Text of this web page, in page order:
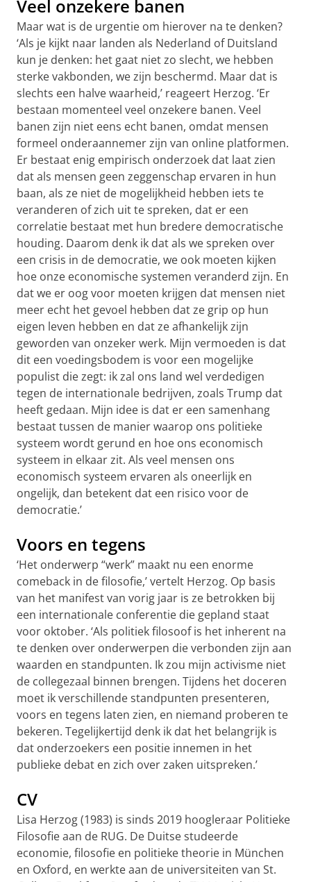
Veel onzekere banen
Maar wat is de urgentie om hierover na te denken?
‘Als je kijkt naar landen als Nederland of Duitsland
kun je denken: het gaat niet zo slecht, we hebben
sterke vakbonden, we zijn beschermd. Maar dat is
slechts een halve waarheid,’ reageert Herzog. ‘Er
bestaan momenteel veel onzekere banen. Veel
banen zijn niet eens echt banen, omdat mensen
formeel onderaannemer zijn van online platformen.
Er bestaat enig empirisch onderzoek dat laat zien
dat als mensen geen zeggenschap ervaren in hun
baan, als ze niet de mogelijkheid hebben iets te
veranderen of zich uit te spreken, dat er een
correlatie bestaat met hun bredere democratische
houding. Daarom denk ik dat als we spreken over
een crisis in de democratie, we ook moeten kijken
hoe onze economische systemen veranderd zijn. En
dat we er oog voor moeten krijgen dat mensen niet
meer echt het gevoel hebben dat ze grip op hun
eigen leven hebben en dat ze afhankelijk zijn
geworden van onzeker werk. Mijn vermoeden is dat
dit een voedingsbodem is voor een mogelijke
populist die zegt: ik zal ons land wel verdedigen
tegen de internationale bedrijven, zoals Trump dat
heeft gedaan. Mijn idee is dat er een samenhang
bestaat tussen de manier waarop ons politieke
systeem wordt gerund en hoe ons economisch
systeem in elkaar zit. Als veel mensen ons
economisch systeem ervaren als oneerlijk en
ongelijk, dan betekent dat een risico voor de
democratie.’
Voors en tegens
‘Het onderwerp “werk” maakt nu een enorme
comeback in de filosofie,’ vertelt Herzog. Op basis
van het manifest van vorig jaar is ze betrokken bij
een internationale conferentie die gepland staat
voor oktober. ‘Als politiek filosoof is het inherent na
te denken over onderwerpen die verbonden zijn aan
waarden en standpunten. Ik zou mijn activisme niet
de collegezaal binnen brengen. Tijdens het doceren
moet ik verschillende standpunten presenteren,
voors en tegens laten zien, en niemand proberen te
bekeren. Tegelijkertijd denk ik dat het belangrijk is
dat onderzoekers een positie innemen in het
publieke debat en zich over zaken uitspreken.’
CV
Lisa Herzog (1983) is sinds 2019 hoogleraar Politieke
Filosoﬁe aan de RUG. De Duitse studeerde
economie, ﬁlosoﬁe en politieke theorie in München
en Oxford, en werkte aan de universiteiten van St.